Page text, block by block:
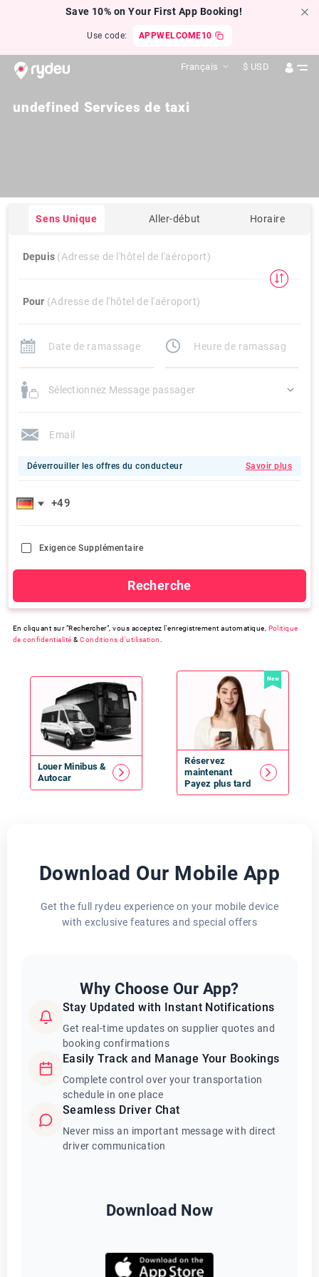
Save 10% on Your First App Booking!
Use code: APPWELCOME10
Français $ USD
undefined Services de taxi
Sens Unique Aller-début Horaire
Depuis (Adresse de l'hôtel de l'aéroport)
Pour (Adresse de l'hôtel de l'aéroport)
Sélectionnez Message passager
Déverrouiller les offres du conducteur Savoir plus
Exigence Supplémentaire
Recherche
En cliquant sur "Rechercher", vous acceptez l'enregistrement automatique, Politique
de confidentialité &Conditions d'utilisation
Louer Minibus &
Autocar
New
Réservez
maintenant
Payez plus tard
Download Our Mobile App
Get the full rydeu experience on your mobile device
with exclusive features and special offers
Why Choose Our App?
Stay Updated with Instant Notifications
Get real-time updates on supplier quotes and
booking confirmations
Easily Track and Manage Your Bookings
Complete control over your transportation
schedule in one place
Seamless Driver Chat
Never miss an important message with direct
driver communication
Download Now